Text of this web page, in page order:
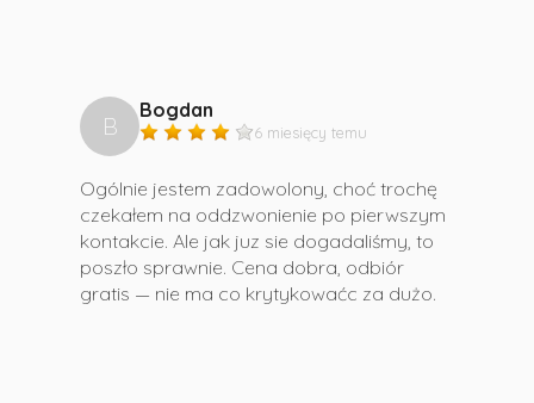
B
Bogdan
6 miesięcy temu
Ogólnie jestem zadowolony, choć trochę
czekałem na oddzwonienie po pierwszym
kontakcie. Ale jak juz sie dogadaliśmy, to
poszło sprawnie. Cena dobra, odbiór
gratis — nie ma co krytykowaćc za dużo.